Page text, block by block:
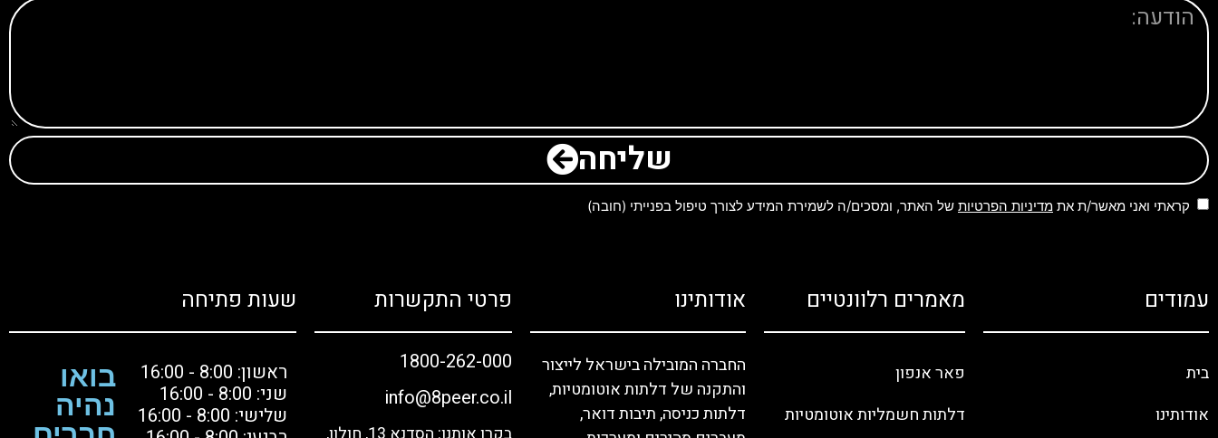
שליחה
קראתי ואני מאשר/ת את מדיניות הפרטיות של האתר, ומסכים/ה לשמירת המידע לצורך טיפול בפנייתי (חובה)
עמודים
בית
אודותינו
מאמרים רלוונטיים
פאר אנפון
דלתות חשמליות אוטומטיות
אודותינו
החברה המובילה בישראל לייצור
והתקנה של דלתות אוטומטיות,
דלתות כניסה, תיבות דואר,
פרטי התקשרות
1800-262-000
info@8peer.co.il
שעות פתיחה
ראשון: 8:00 - 16:00
שני: 8:00 - 16:00
שלישי: 8:00 - 16:00
בואו
נהיה